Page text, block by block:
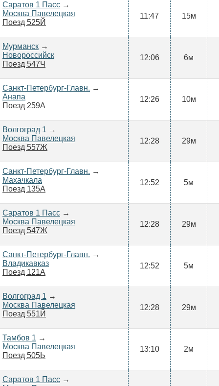
Саратов 1 Пасс →
Москва Павелецкая
Поезд 525Й
11:47 15м
Мурманск →
Новороссийск
Поезд 547Ч
12:06 6м
Санкт-Петербург-Главн. →
Анапа
Поезд 259А
12:26 10м
Волгоград 1 →
Москва Павелецкая
Поезд 557Ж
12:28 29м
Санкт-Петербург-Главн. →
Махачкала
Поезд 135А
12:52 5м
Саратов 1 Пасс →
Москва Павелецкая
Поезд 547Ж
12:28 29м
Санкт-Петербург-Главн. →
Владикавказ
Поезд 121А
12:52 5м
Волгоград 1 →
Москва Павелецкая
Поезд 551Й
12:28 29м
Тамбов 1 →
Москва Павелецкая
Поезд 505Ь
13:10 2м
Саратов 1 Пасс →